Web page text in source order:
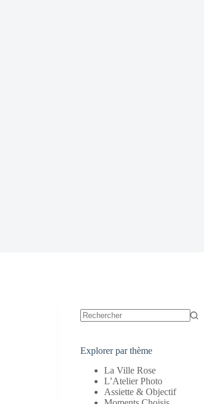
Explorer par thème
La Ville Rose
L’Atelier Photo
Assiette & Objectif